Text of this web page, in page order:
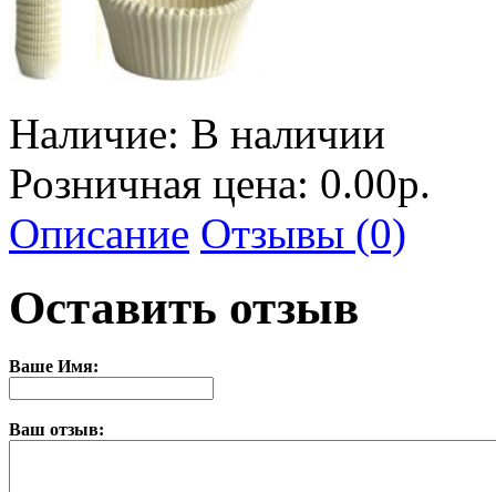
Наличие: В наличии
Розничная цена: 0.00р.
Описание Отзывы (0)
Оставить отзыв
Ваше Имя:
Ваш отзыв: